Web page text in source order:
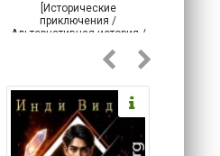
[Исторические
приключения /
Альтернативная история /